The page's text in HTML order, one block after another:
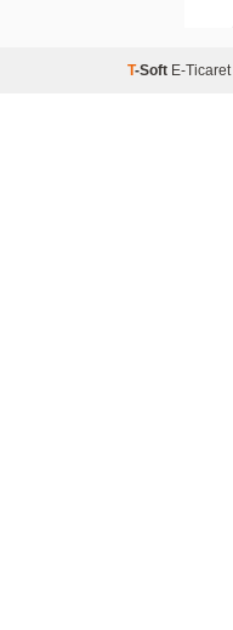
T-Soft E-Ticaret